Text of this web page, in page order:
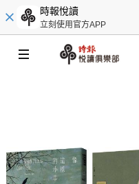
時報悅讀
立刻使用官方APP